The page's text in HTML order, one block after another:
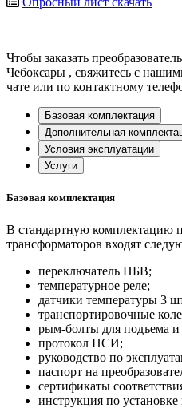
Чтобы заказать
Чебоксары , свяжитесь с
чате или по контактному
Базовая комплектация
Дополнительная
Условия эксплуатации
Услуги
Базовая комплектация
В стандартную комплектацию
трансформаторов входят
переключатель ПБВ;
температурное реле;
датчики температуры 3
транспортировочные
рым-болты для подъема и
протокол ПСИ;
руководство по
паспорт на
сертификаты
инструкция по